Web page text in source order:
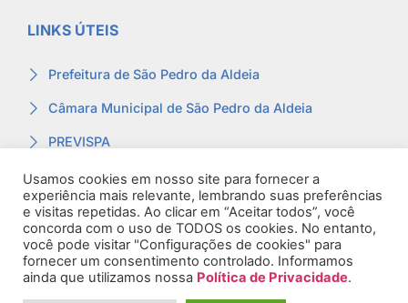
LINKS ÚTEIS
Prefeitura de São Pedro da Aldeia
Câmara Municipal de São Pedro da Aldeia
PREVISPA
Ouvidoria
Contracheque
Webmail
Usamos cookies em nosso site para fornecer a
experiência mais relevante, lembrando suas preferências
e visitas repetidas. Ao clicar em “Aceitar todos”, você
concorda com o uso de TODOS os cookies. No entanto,
você pode visitar "Configurações de cookies" para
fornecer um consentimento controlado. Informamos
ainda que utilizamos nossa Política de Privacidade.